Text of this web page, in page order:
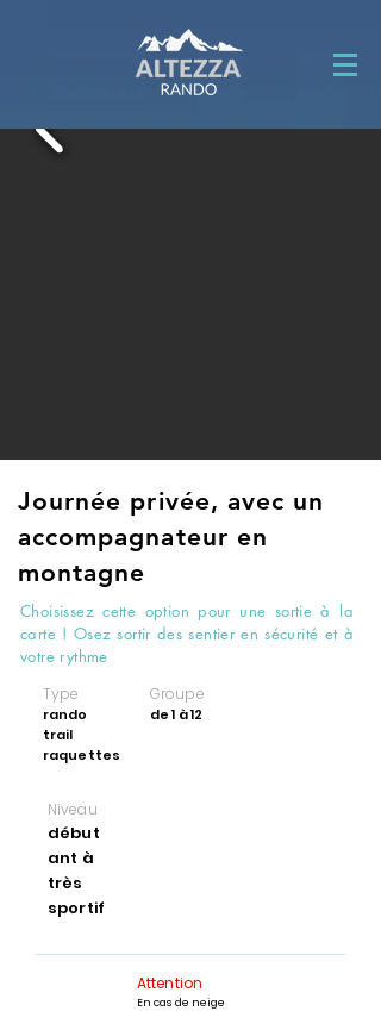
Journée privée, avec un
accompagnateur en
montagne
Choisissez cette option pour une sortie à la
carte ! Osez sortir des sentier en sécurité et à
votre rythme
Type
rando
trail
raquettes
Groupe
de 1 à 12
Niveau
début
ant à
très
sportif
Attention
En cas de neige